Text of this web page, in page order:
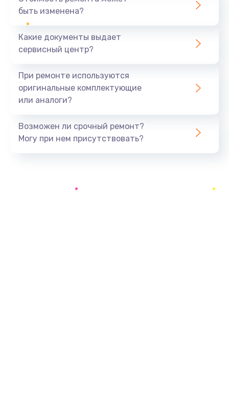
Замена микрофона
Замена звуковой карты
Заказать
быть изменена?
Какие документы выдает
сервисный центр?
При ремонте используются
оригинальные комплектующие
или аналоги?
Возможен ли срочный ремонт?
Могу при нем присутствовать?